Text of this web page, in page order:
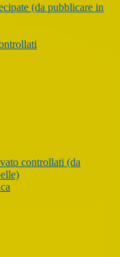
(da pubblicare in
controllati (da